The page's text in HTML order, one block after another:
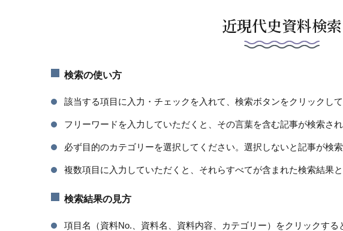
近現代史資料検索
検索の使い方
該当する項目に入力・チェックを入れて、検索ボタンをクリックして
フリーワードを入力していただくと、その言葉を含む記事が検索され
必ず目的のカテゴリーを選択してください。選択しないと記事が検索
複数項目に入力していただくと、それらすべてが含まれた検索結果
検索結果の見方
項目名（資料No.、資料名、資料内容、カテゴリー）をクリックする